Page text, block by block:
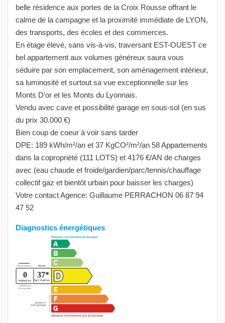
belle résidence aux portes de la Croix Rousse offrant le
calme de la campagne et la proximité immédiate de LYON,
des transports, des écoles et des commerces.
En étage élevé, sans vis-à-vis, traversant EST-OUEST ce
bel appartement aux volumes généreux saura vous
séduire par son emplacement, son aménagement intérieur,
sa luminosité et surtout sa vue exceptionnelle sur les
Monts D'or et les Monts du Lyonnais.
Vendu avec cave et possibilité garage en sous-sol (en sus
du prix 30.000 €)
Bien coup de coeur à voir sans tarder
DPE: 189 kWh/m²/an et 37 KgCO²/m²/an 58 Appartements
dans la copropriété (111 LOTS) et 4176 €/AN de charges
avec (eau chaude et froide/gardien/parc/tennis/chauffage
collectif gaz et bientôt urbain pour baisser les charges)
Votre contact Agence: Guillaume PERRACHON 06 87 94
47 52
Diagnostics énergétiques